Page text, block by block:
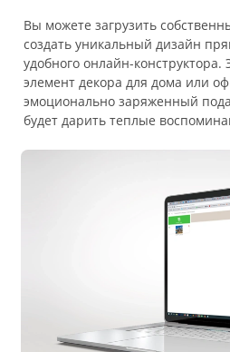
Вы можете загрузить
создать уникальный дизайн
удобного онлайн-конструктора.
элемент декора для дома или
эмоционально заряженный
будет дарить теплые